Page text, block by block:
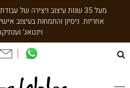
מעל 35 שנות עיצוב ויצירה של
אחריות. ניסיון והתמחות בעיצוב
וינטאג'